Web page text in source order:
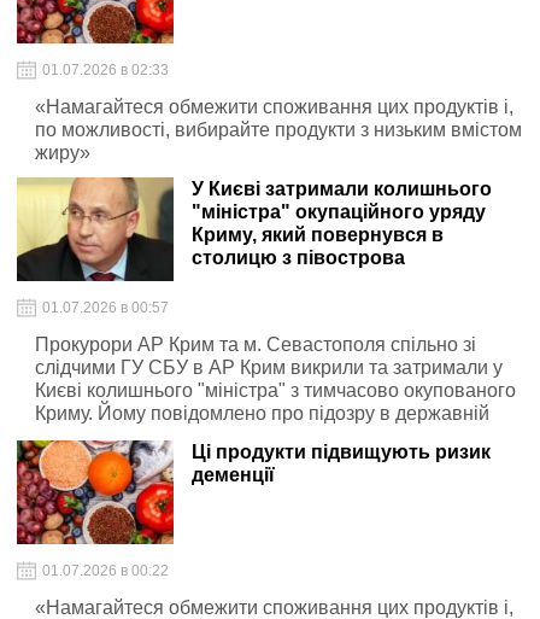
01.07.2026 в 02:33
«Намагайтеся обмежити споживання цих продуктів і,
по можливості, вибирайте продукти з низьким вмістом
жиру»
У Києві затримали колишнього
"міністра" окупаційного уряду
Криму, який повернувся в
столицю з півострова
01.07.2026 в 00:57
Прокурори АР Крим та м. Севастополя спільно зі
слідчими ГУ СБУ в АР Крим викрили та затримали у
Києві колишнього "міністра" з тимчасово окупованого
Криму. Йому повідомлено про підозру в державній
зраді (ч. 1 ст. 111 КК України).
Ці продукти підвищують ризик
деменції
01.07.2026 в 00:22
«Намагайтеся обмежити споживання цих продуктів і,